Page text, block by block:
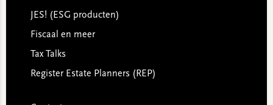
JES! (ESG producten)
Fiscaal en meer
Tax Talks
Register Estate Planners (REP)